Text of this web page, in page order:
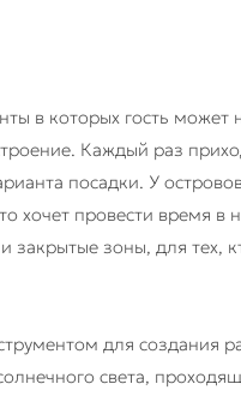
в которых гость может
Каждый раз
посадки. У
хочет провести время в
закрытые зоны, для тех,
для создания
света,